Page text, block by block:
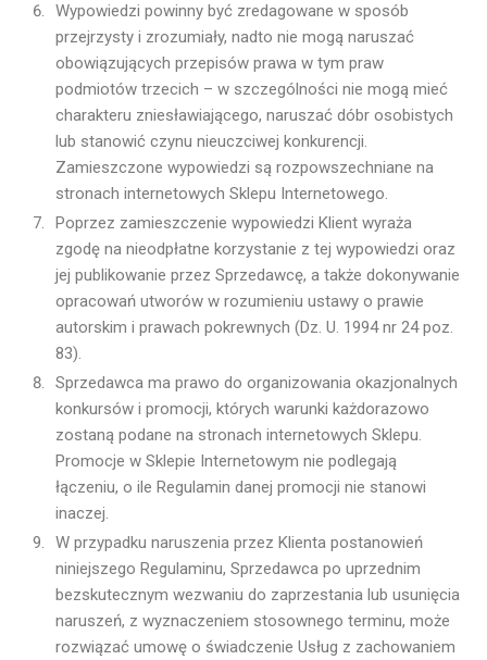
Wypowiedzi powinny być zredagowane w sposób
przejrzysty i zrozumiały, nadto nie mogą naruszać
obowiązujących przepisów prawa w tym praw
podmiotów trzecich – w szczególności nie mogą mieć
charakteru zniesławiającego, naruszać dóbr osobistych
lub stanowić czynu nieuczciwej konkurencji.
Zamieszczone wypowiedzi są rozpowszechniane na
stronach internetowych Sklepu Internetowego.
Poprzez zamieszczenie wypowiedzi Klient wyraża
zgodę na nieodpłatne korzystanie z tej wypowiedzi oraz
jej publikowanie przez Sprzedawcę, a także dokonywanie
opracowań utworów w rozumieniu ustawy o prawie
autorskim i prawach pokrewnych (Dz. U. 1994 nr 24 poz.
83).
Sprzedawca ma prawo do organizowania okazjonalnych
konkursów i promocji, których warunki każdorazowo
zostaną podane na stronach internetowych Sklepu.
Promocje w Sklepie Internetowym nie podlegają
łączeniu, o ile Regulamin danej promocji nie stanowi
inaczej.
W przypadku naruszenia przez Klienta postanowień
niniejszego Regulaminu, Sprzedawca po uprzednim
bezskutecznym wezwaniu do zaprzestania lub usunięcia
naruszeń, z wyznaczeniem stosownego terminu, może
rozwiązać umowę o świadczenie Usług z zachowaniem